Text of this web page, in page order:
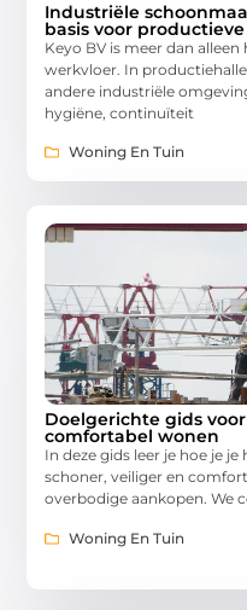
Industriële
basis voor
Keyo BV is meer dan
werkvloer. In
andere industriële
hygiëne, continuïteit
Woning En Tuin
Doelgerichte gids
comfortabel wonen
In deze gids leer je hoe je
schoner, veiliger en
overbodige aankopen. We
Woning En Tuin